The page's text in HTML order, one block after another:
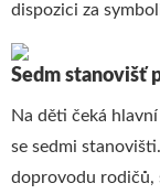
dispozici za
Sedm stanovišť
Na děti čeká
se sedmi
doprovodu rodičů,